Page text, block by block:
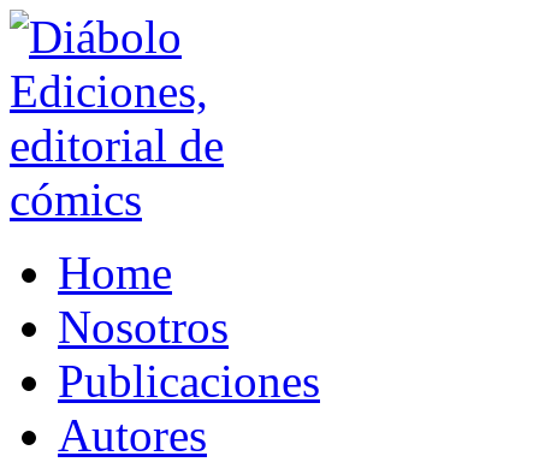
Home
Nosotros
Publicaciones
Autores